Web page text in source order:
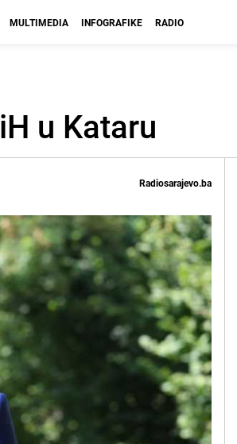
MULTIMEDIA INFOGRAFIKE RADIO
u Kataru
Radiosarajevo.ba